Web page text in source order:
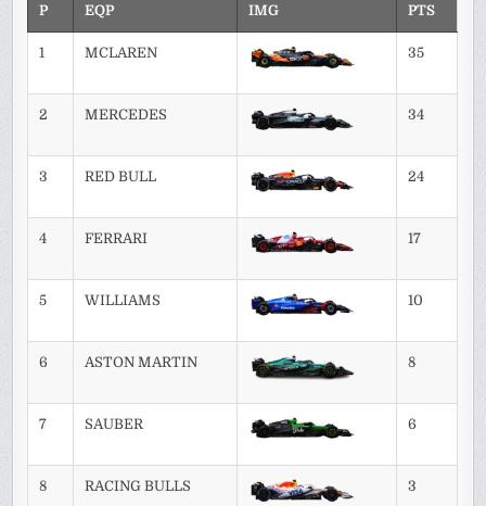
P EQP IMG PTS
1 MCLAREN 35
2 MERCEDES 34
3 RED BULL 24
4 FERRARI 17
5 WILLIAMS 10
6 ASTON MARTIN 8
7 SAUBER 6
8 RACING BULLS 3